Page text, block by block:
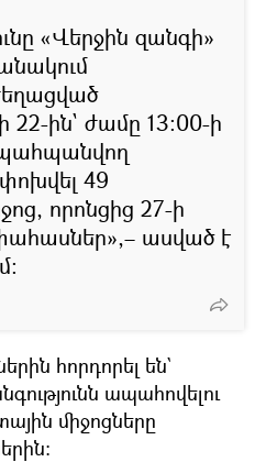
«Վերջին զանգի»
22-ին` ժամը 13։00-ի
49
որոնցից 27-ի
ասված է
հորդորել են`
ապահովելու
միջոցները